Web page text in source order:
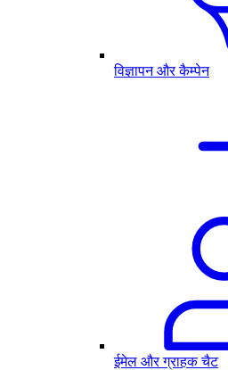
विज्ञापन और कैम्पेन
ईमेल और ग्राहक चैट